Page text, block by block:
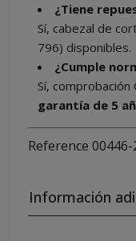
¿Tiene
Sí, cabezal de
796) disponibles.
¿Cumple
Sí, comprobación
garantía de 5
Reference 00446-
Información